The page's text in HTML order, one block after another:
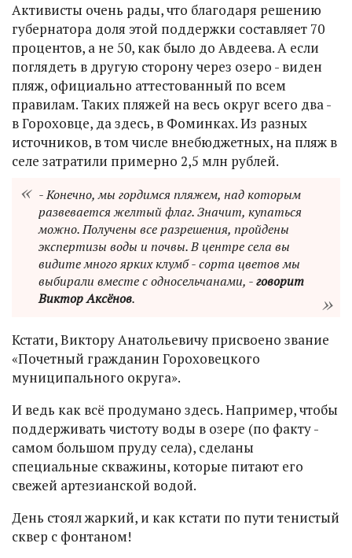
Активисты очень рады, что благодаря решению
губернатора доля этой поддержки составляет 70
процентов, а не 50, как было до Авдеева. А если
поглядеть в другую сторону через озеро - виден
пляж, официально аттестованный по всем
правилам. Таких пляжей на весь округ всего два -
в Гороховце, да здесь, в Фоминках. Из разных
источников, в том числе внебюджетных, на пляж в
селе затратили примерно 2,5 млн рублей.
- Конечно, мы гордимся пляжем, над которым
развевается желтый флаг. Значит, купаться
можно. Получены все разрешения, пройдены
экспертизы воды и почвы. В центре села вы
видите много ярких клумб - сорта цветов мы
выбирали вместе с односельчанами, -говорит
Виктор Аксёнов.
Кстати, Виктору Анатольевичу присвоено звание
«Почетный гражданин Гороховецкого
муниципального округа».
И ведь как всё продумано здесь. Например, чтобы
поддерживать чистоту воды в озере (по факту -
самом большом пруду села), сделаны
специальные скважины, которые питают его
свежей артезианской водой.
День стоял жаркий, и как кстати по пути тенистый
сквер с фонтаном!